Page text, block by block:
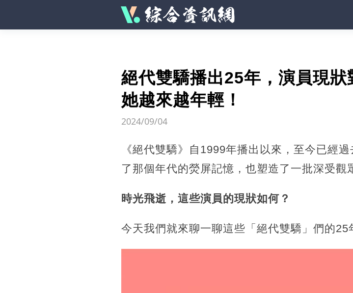
絕代雙驕播出25年，演員現
她越來越年輕！
2024/09/04
《絕代雙驕》自1999年播出以來，至今已經
了那個年代的熒屏記憶，也塑造了一批深受觀
時光飛逝，這些演員的現狀如何？
今天我們就來聊一聊這些「絕代雙驕」們的25